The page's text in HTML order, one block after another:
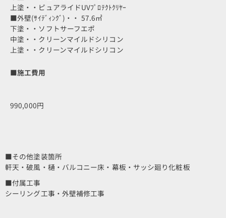
上塗・・ピュアライドUVﾌﾟﾛﾃｸﾄｸﾘﾔｰ
■外壁(ｻｲﾃﾞｨﾝｸﾞ)・・ 57.6㎡
下塗・・ソフトサーフエポ
中塗・・クリーンマイルドシリコン
上塗・・クリーンマイルドシリコン
■施工費用
990,000円
■その他塗装箇所
軒天・破風・樋・バルコニー床・幕板・サッシ廻り化粧板
■付属工事
シーリング工事・外壁補修工事